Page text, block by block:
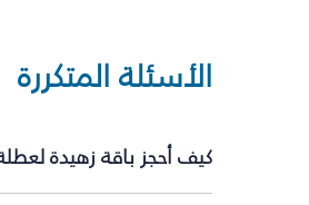
الأسئلة المتكررة
كيف أحجز باقة زهيدة